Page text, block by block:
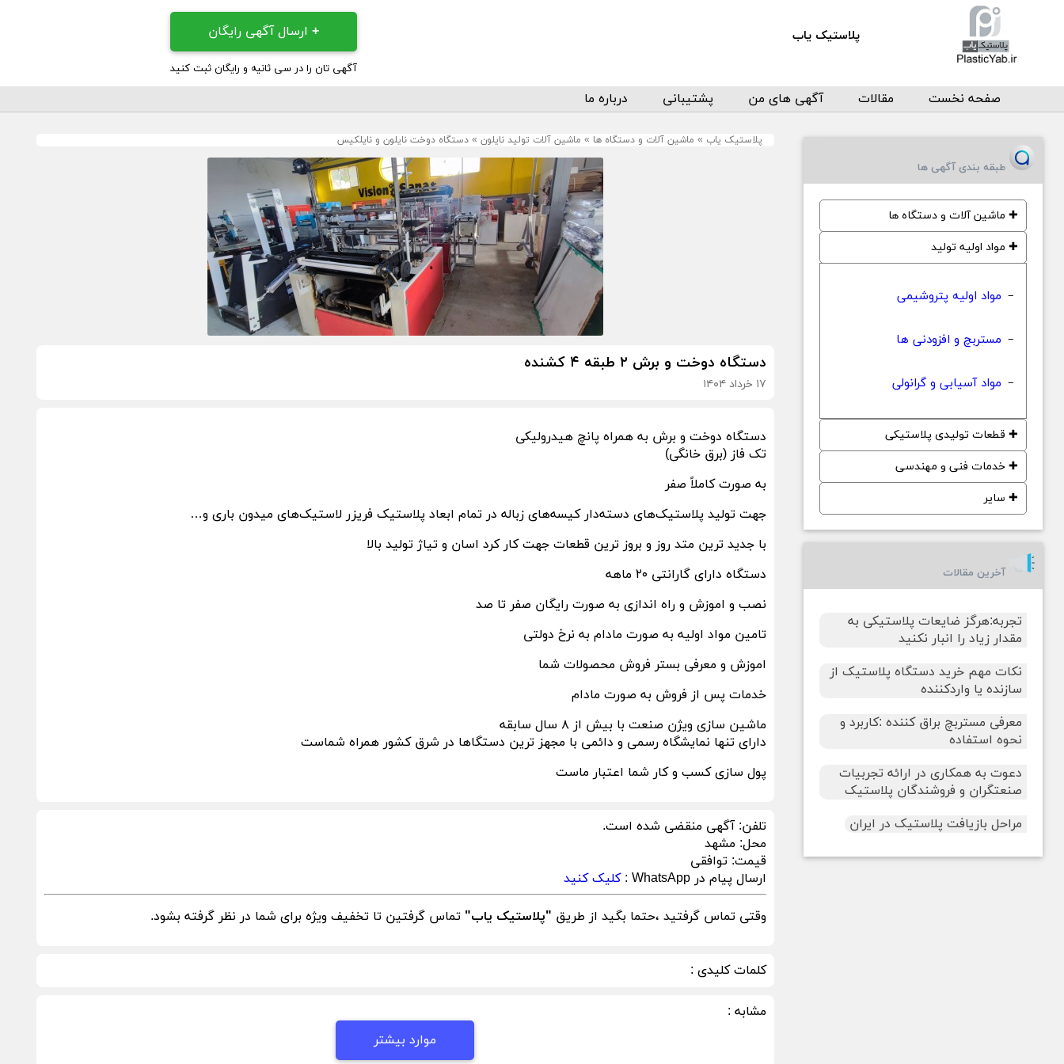
پلاستیک یاب +ارسال آگهی رایگان
آگهی تان را در سی ثانیه و رایگان ثبت کنید
صفحه نخست مقالات آگهی های من پشتیبانی درباره ما
پلاستیک یاب » ماشین آلات و دستگاه ها » ماشین آلات تولید نایلون »دستگاه دوخت نایلون و نایلکیس
دستگاه دوخت و برش ۲ طبقه ۴ کشنده
۱۷ خرداد ۱۴۰۴
دستگاه دوخت و برش به همراه پانچ هیدرولیکی
تک فاز (برق خانگی)
به صورت کاملاً صفر
جهت تولید پلاستیک‌های دسته‌دار کیسه‌های زباله در تمام ابعاد پلاستیک فریزر لاستیک‌های میدون باری و…
با جدید ترین متد روز و بروز ترین قطعات جهت کار کرد اسان و تیاژ تولید بالا
دستگاه دارای گارانتی ۲۰ ماهه
نصب و اموزش و راه اندازی به صورت رایگان صفر تا صد
تامین مواد اولیه به صورت مادام به نرخ دولتی
اموزش و معرفی بستر فروش محصولات شما
خدمات پس از فروش به صورت مادام
ماشین سازی ویژن صنعت با بیش از ۸ سال سابقه
دارای تنها نمایشگاه رسمی و دائمی با مجهز ترین دستگاها در شرق کشور همراه شماست
پول سازی کسب و کار شما اعتبار ماست
تلفن:آگهی منقضی شده است.
محل: مشهد
قیمت:توافقی
ارسال پیام در WhatsApp :
کلیک کنید
وقتی تماس گرفتید ،حتما بگید از طریق "پلاستیک یاب"تماس گرفتین تا تخفیف ویژه برای شما در نظر گرفته بشود.
کلمات کلیدی :
مشابه :
موارد بیشتر
طبقه بندی آگهی ها
✚ماشین آلات و دستگاه ها
✚مواد اولیه تولید
− مواد اولیه پتروشیمی
− مستربچ و افزودنی ها
− مواد آسیابی و گرانولی
✚قطعات تولیدی پلاستیکی
✚خدمات فنی و مهندسی
✚سایر
آخرین مقالات
تجربه:هرگز ضایعات پلاستیکی به
مقدار زیاد را انبار نکنید
نکات مهم خرید دستگاه پلاستیک از
سازنده یا واردکننده
معرفی مستربچ براق کننده :کاربرد و
نحوه استفاده
دعوت به همکاری در ارائه تجربیات
صنعتگران و فروشندگان پلاستیک
مراحل بازیافت پلاستیک در ایران